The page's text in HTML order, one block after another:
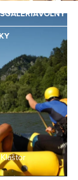
GALÉRIAVOĽNÝ ČAS